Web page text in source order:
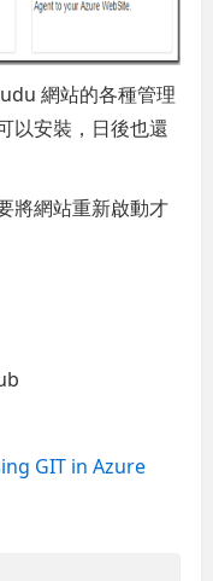
網站的各種管理
以安裝，日後也還
將網站重新啟動才
GIT in Azure